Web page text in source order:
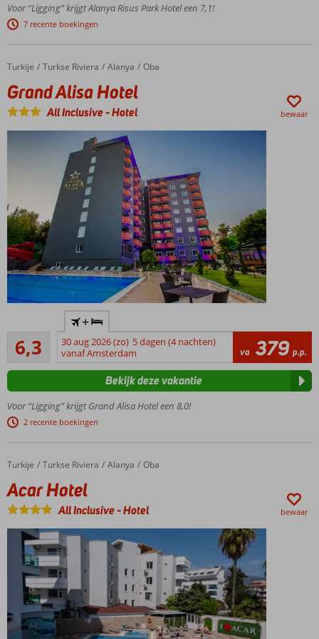
bij
Alanya
Zwembad
met
Voortreffelijk
buffetrestaurant
Voor “Ligging” krijgt Alanya Risus Park Hotel een 7,1!
7 recente boekingen
Home
Turkije Turkse Riviera Alanya Oba
Grand Alisa Hotel
Grand Alisa Hotel
All Inclusive-Hotel bewaar
loopafstand
van het
strand
Alanya
slechts 2
kilometer
met
glijbanen
kinderbad
Ideaal
gezinnen
Mogelijkheid
om cultuur
en strand te
combineren
6,3
Voldoende
3
beoordelingen
+
30 aug 2026 (zo) 5 dagen (4 nachten)
vanaf Amsterdam
va 379 p.p.
Voor “Ligging” krijgt Grand Alisa Hotel een 8,0!
2 recente boekingen
Bekijk deze vakantie
Home
Turkije Turkse Riviera Alanya Oba
Acar Hotel
Acar Hotel
All Inclusive-Hotel bewaar